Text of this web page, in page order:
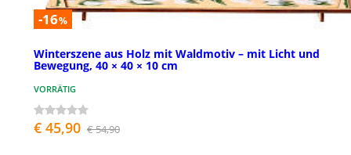
-16%
Winterszene aus Holz mit Waldmotiv – mit Licht und
Bewegung, 40 × 40 × 10 cm
VORRÄTIG
€ 45,90 € 54,90